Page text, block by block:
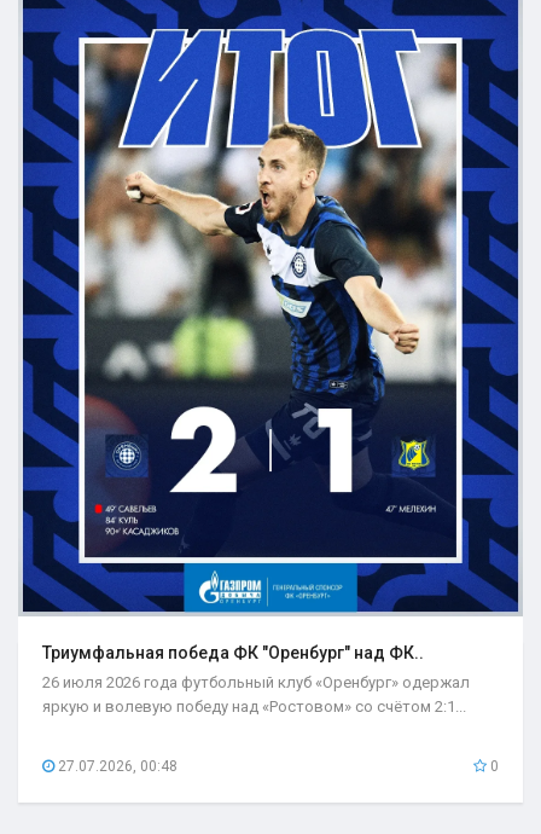
Триумфальная победа ФК "Оренбург" над ФК..
26 июля 2026 года футбольный клуб «Оренбург» одержал
яркую и волевую победу над «Ростовом» со счётом 2:1...
27.07.2026, 00:48 0